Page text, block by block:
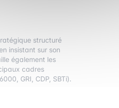
structuré
insistant sur son
également les
cadres
GRI, CDP, SBTi).